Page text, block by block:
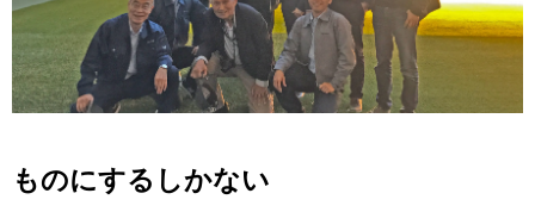
ものにするしかない